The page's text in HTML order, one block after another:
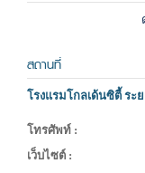
สถานที่
โรงแรมโกลเด้นซิตี้ ระ
โทรศัพท์ :
เว็บไซต์ :